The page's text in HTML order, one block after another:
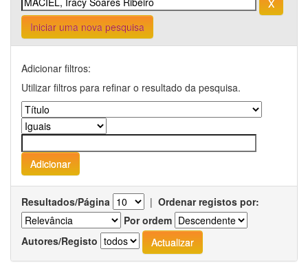
Iniciar uma nova pesquisa
Adicionar filtros:
Utilizar filtros para refinar o resultado da pesquisa.
Resultados/Página | Ordenar registos por:
Por ordem
Autores/Registo